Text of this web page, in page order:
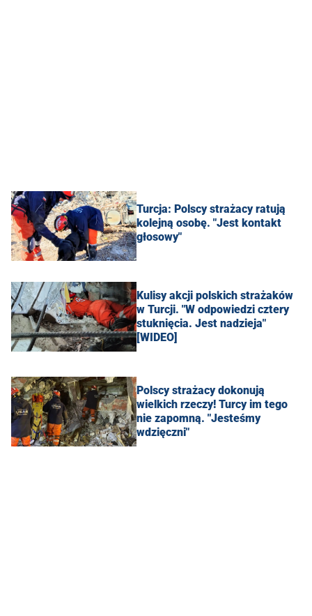
Turcja: Polscy strażacy ratują
kolejną osobę. "Jest kontakt
głosowy"
Kulisy akcji polskich strażaków
w Turcji. "W odpowiedzi cztery
stuknięcia. Jest nadzieja"
[WIDEO]
Polscy strażacy dokonują
wielkich rzeczy! Turcy im tego
nie zapomną. "Jesteśmy
wdzięczni"